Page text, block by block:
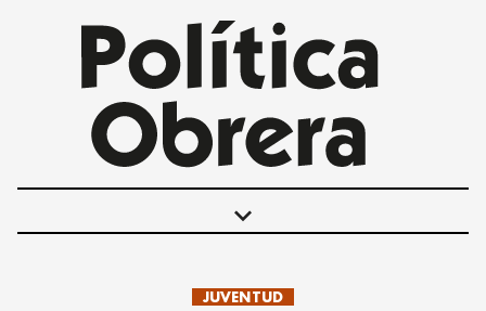
keyboard_arrow_down
POLÍTICAS
JUVENTUD